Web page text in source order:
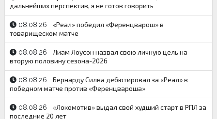
дальнейших перспектив, я не готов говорить
08.08.26
«Реал» победил «Ференцварош» в
товарищеском матче
08.08.26
Лиам Лоусон назвал свою личную цель на
вторую половину сезона-2026
08.08.26
Бернарду Силва дебютировал за «Реал» в
победном матче против «Ференцвароша»
08.08.26
«Локомотив» выдал свой худший старт в РПЛ за
последние 20 лет